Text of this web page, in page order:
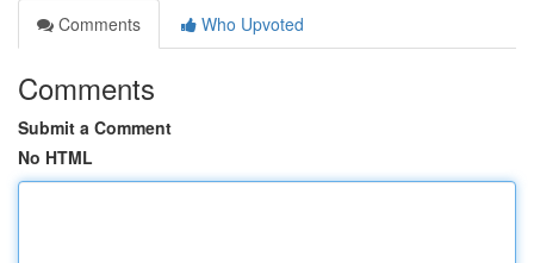
Comments
Who Upvoted
Comments
Submit a Comment
No HTML